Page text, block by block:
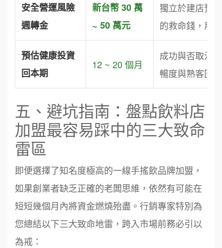
安全營運風險
週轉金
新台幣 30 萬
~ 50 萬元
獨立於建店預
的救命錢，用
預估健康投資
回本期
12 ~ 20 個月
成功與否取決
暢度與熟客回
五、避坑指南：盤點飲料店
加盟最容易踩中的三大致命
雷區
即便選擇了知名度極高的一線手搖飲品牌加盟，
如果創業者缺乏正確的老闆思維，依然有可能在
短短幾個月內將資金燃燒殆盡。行銷專家特別為
您總結以下三大致命地雷，跨入市場前務必引以
為戒：